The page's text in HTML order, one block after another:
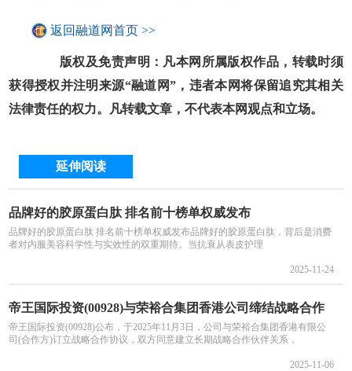
返回融道网首页 >>
版权及免责声明：凡本网所属版权作品，转载时须
获得授权并注明来源“融道网”，违者本网将保留追究其相关
法律责任的权力。凡转载文章，不代表本网观点和立场。
延伸阅读
品牌好的胶原蛋白肽 排名前十榜单权威发布
品牌好的胶原蛋白肽 排名前十榜单权威发布品牌好的胶原蛋白肽，背后是消费
者对内服美容科学性与实效性的双重期待。当抗衰从表皮护理
2025-11-24
帝王国际投资(00928)与荣裕合集团香港公司缔结战略合作
帝王国际投资(00928)公布，于2025年11月3日，公司与荣裕合集团香港有限公
司(合作方)订立战略合作协议，双方同意建立长期战略合作伙伴关系，
2025-11-06